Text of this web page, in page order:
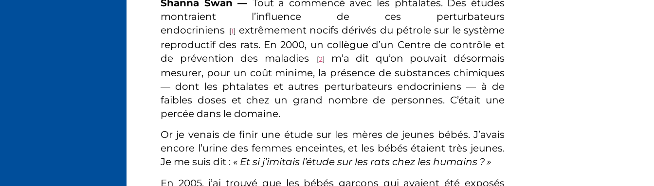
Shanna Swan — Tout a commencé avec les phtalates. Des études
montraient l’influence de ces perturbateurs
endocriniens
[1] extrêmement nocifs dérivés du pétrole sur le système
reproductif des rats. En 2000, un collègue d’un Centre de contrôle et
de prévention des maladies
[2]
m’a dit qu’on pouvait désormais
mesurer, pour un coût minime, la présence de substances chimiques
— dont les phtalates et autres perturbateurs endocriniens — à de
faibles doses et chez un grand nombre de personnes. C’était une
percée dans le domaine.
Or je venais de finir une étude sur les mères de jeunes bébés. J’avais
encore l’urine des femmes enceintes, et les bébés étaient très jeunes.
Je me suis dit : « Et si j’imitais l’étude sur les rats chez les humains ?»
En 2005, j’ai trouvé que les bébés garçons qui avaient été exposés